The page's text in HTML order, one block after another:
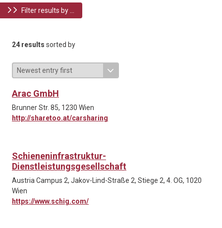
Filter results by ...
24 results sorted by
Arac GmbH
Brunner Str. 85, 1230 Wien
http://sharetoo.at/carsharing
Schieneninfrastruktur-
Dienstleistungsgesellschaft
Austria Campus 2, Jakov-Lind-Straße 2, Stiege 2, 4. OG, 1020
Wien
https://www.schig.com/